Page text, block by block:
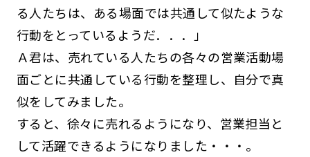
る人たちは、ある場面では共通して似たような
行動をとっているようだ．．．」
Ａ君は、売れている人たちの各々の営業活動場
面ごとに共通している行動を整理し、自分で真
似をしてみました。
すると、徐々に売れるようになり、営業担当と
して活躍できるようになりました・・・。